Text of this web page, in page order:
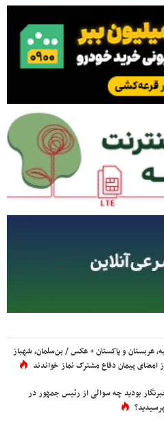
عربستان و پاکستان + عکس / بن‌سلمان، شهباز
پیمان دفاع مشترک نماز خواندند
بودید چه سوالی از رئیس جمهور در